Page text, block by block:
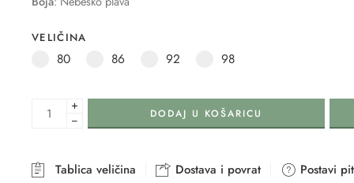
VELIČINA
80 86 92 98
+
−
DODAJ U KOŠARICU
Tablica veličina Dostava i povrat
Postavi